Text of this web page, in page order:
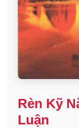
Rèn Kỹ
Luận